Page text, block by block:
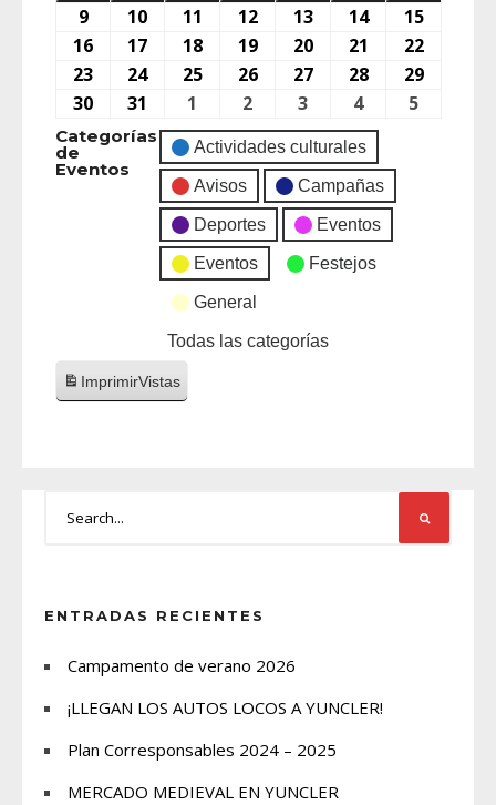
9 10 11 12 13 14
15
16
17 18 19 20 21
22
23
24 25 26 27 28
29
30
31 1 2 3 4 5
Categorías
de
Eventos
Actividades culturales
Avisos Campañas
Deportes Eventos
Eventos Festejos
General
Todas las categorías
ImprimirVistas
ENTRADAS RECIENTES
Campamento de verano 2026
¡LLEGAN LOS AUTOS LOCOS A YUNCLER!
Plan Corresponsables 2024 – 2025
MERCADO MEDIEVAL EN YUNCLER